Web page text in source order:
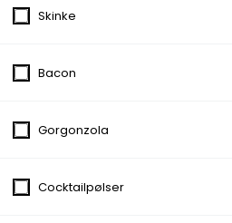
Med tomat, ost, kebab, paprika, løg, og
chili stegt på pande
Med tomat og ost
Skinke
Bacon
Gorgonzola
Cocktailpølser